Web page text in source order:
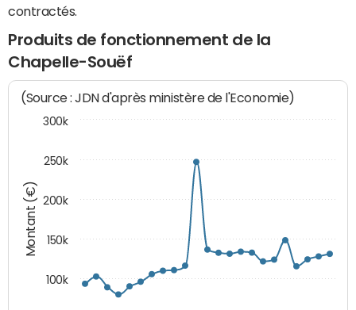
contractés.
Produits de fonctionnement de la
Chapelle-Souëf
Montant (€)
(Source : JDN d'après ministère de l'Economie)
100k
150k
200k
250k
300k